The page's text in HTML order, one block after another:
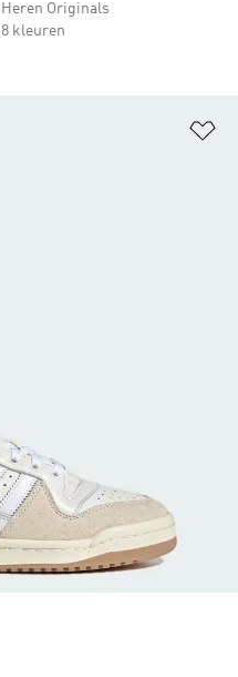
Heren Originals
8 kleuren